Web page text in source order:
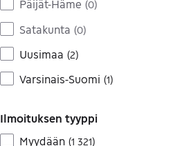
Päijät-Häme (0)
Satakunta (0)
Uusimaa (2)
Varsinais-Suomi (1)
Ilmoituksen tyyppi
Myydään (1 321)